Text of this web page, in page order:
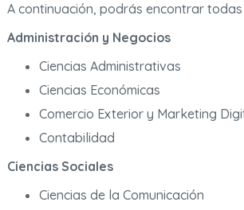
A continuación, podrás encontrar
Administración y Negocios
Ciencias Administrativas
Ciencias Económicas
Comercio Exterior y Marketing
Contabilidad
Ciencias Sociales
Ciencias de la Comunicación